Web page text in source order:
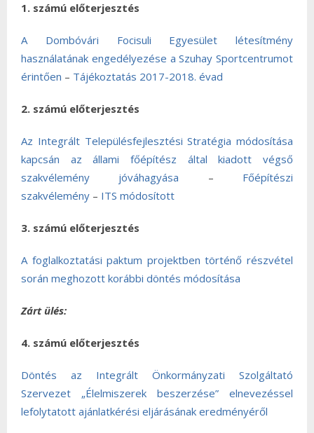
1. számú előterjesztés
A Dombóvári Focisuli Egyesület létesítmény
használatának engedélyezése a Szuhay Sportcentrumot
érintően – Tájékoztatás 2017-2018. évad
2. számú előterjesztés
Az Integrált Településfejlesztési Stratégia módosítása
kapcsán az állami főépítész által kiadott végső
szakvélemény jóváhagyása – Főépítészi
szakvélemény – ITS módosított
3. számú előterjesztés
A foglalkoztatási paktum projektben történő részvétel
során meghozott korábbi döntés módosítása
Zárt ülés:
4. számú előterjesztés
Döntés az Integrált Önkormányzati Szolgáltató
Szervezet „Élelmiszerek beszerzése” elnevezéssel
lefolytatott ajánlatkérési eljárásának eredményéről